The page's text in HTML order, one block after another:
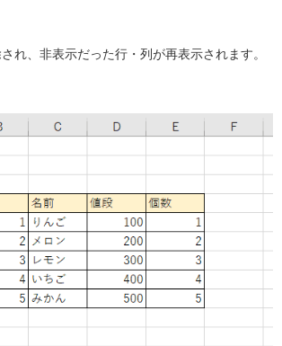
れ、非表示だった行・列が再表示されます。